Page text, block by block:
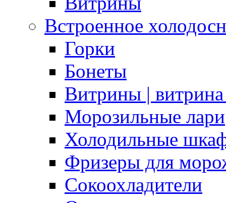
Встроенное
Горки
Бонеты
Витрины | витрина
Морозильные лари
Холодильные
Фризеры для
Сокоохладители